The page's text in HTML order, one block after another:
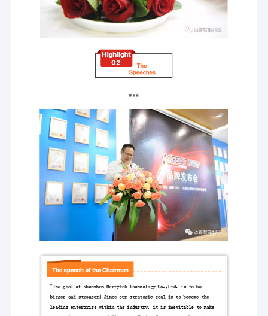
マイクロウェーブ動きセンサー
調光対応 の動きセンサー
存在感知器 センサー
調光 led ドライバー
Pirのモーションセンサー
機能センサーを離れて
センサーの運転者
DC の動きセンサー
ULのモーションセンサー
DALI の動きセンサー
メリーテックの製品について質問があるときは連絡してください.
私たちは24時間以内に迅速に回答します. メリーテックの販売チ
ームは,この業界で10年以上の経験があります.世界中で1000人以
上の顧客にサービスを提供迅速でプロフェッショナルなサービス
レイリー@メリーテック.com
テクノロジーの利点
マイクロ波運動センサー
ドップラー効果の原理と5.8GHzマイクロ波検出技術に基づいて 動
きを検出しますメリーテックは200以上のモジュールで 運動セン
サーを開発し 20mまでの長距離検出領域をサポートしています
15mのマウントの高さと屋外での使用 モーションセンサーは,私
たちの業界でリーダーです.
典型的な製品:MCとMLCシリーズ
生命の存在感センサー技術
広範囲の動きを検出する唯一のサポートとして,マイクロ波は通常,
人々が短期間滞在する場所,例えば廊下,階段井戸,倉庫,駐車場で使
用されます.メリーテックは高周波のマイクロ波と 独自のプログラ
ムを使用しますメリーテックでは,KNX,DALI,DALIなどのシリーズ
センサーが提供されています.485とビル・オートメーションのた
めのBluetooth.